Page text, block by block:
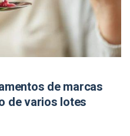
de marcas
de varios lotes